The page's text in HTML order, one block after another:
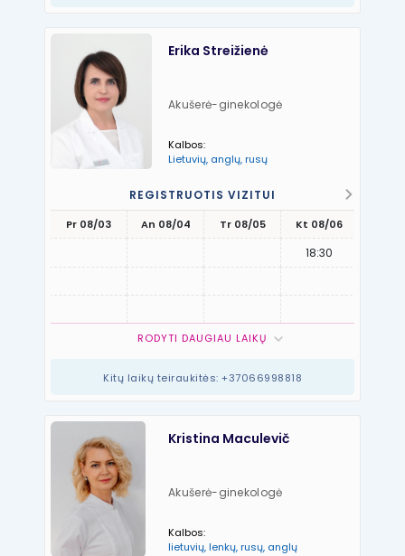
Erika Streižienė
Akušerė-ginekologė
Kalbos:
Lietuvių, anglų, rusų
REGISTRUOTIS VIZITUI
Pr 08/03 An 08/04 Tr 08/05 Kt 08/06
18:30
RODYTI DAUGIAU LAIKŲ
Kitų laikų teiraukitės: +37066998818
Kristina Maculevič
Akušerė-ginekologė
Kalbos:
lietuvių, lenkų, rusų, anglų